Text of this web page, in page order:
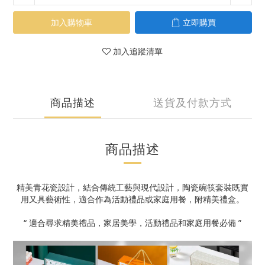
加入購物車 立即購買
加入追蹤清單
商品描述 送貨及付款方式
商品描述
精美青花瓷設計，結合傳統工藝與現代設計，陶瓷碗筷套裝既實
用又具藝術性，適合作為活動禮品或家庭用餐，附精美禮盒。
“ 適合尋求精美禮品，家居美學，活動禮品和家庭用餐必備 ”